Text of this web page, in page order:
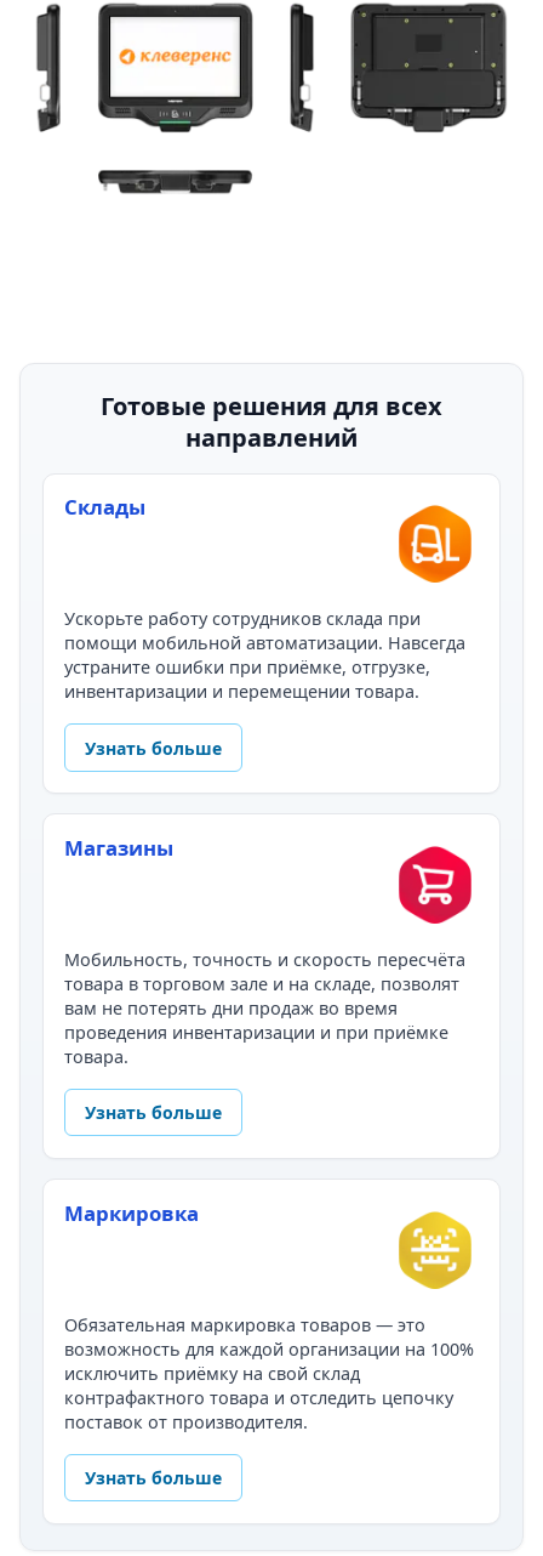
Готовые решения для всех
направлений
Склады
Ускорьте работу сотрудников склада при
помощи мобильной автоматизации. Навсегда
устраните ошибки при приёмке, отгрузке,
инвентаризации и перемещении товара.
Узнать больше
Магазины
Мобильность, точность и скорость пересчёта
товара в торговом зале и на складе, позволят
вам не потерять дни продаж во время
проведения инвентаризации и при приёмке
товара.
Узнать больше
Маркировка
Обязательная маркировка товаров — это
возможность для каждой организации на 100%
исключить приёмку на свой склад
контрафактного товара и отследить цепочку
поставок от производителя.
Узнать больше